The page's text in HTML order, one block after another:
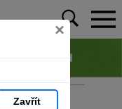
×
Zavřít